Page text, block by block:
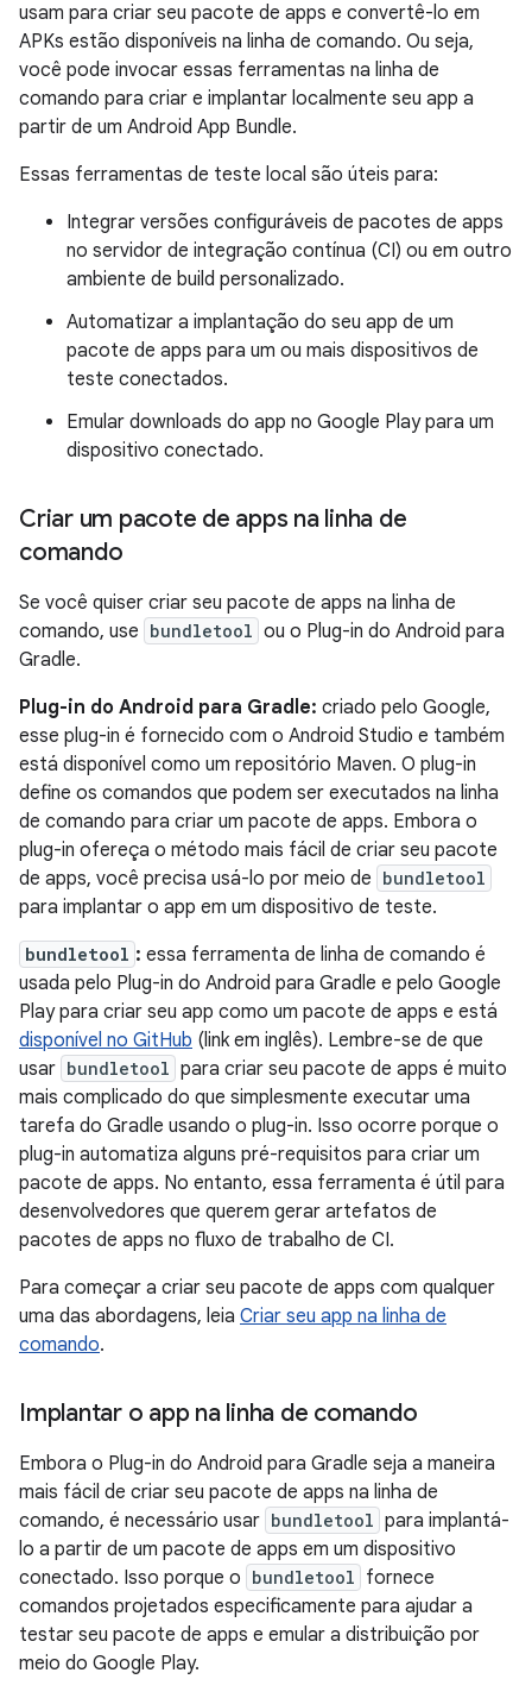
usam para criar seu pacote de apps e convertê-lo em
APKs estão disponíveis na linha de comando. Ou seja,
você pode invocar essas ferramentas na linha de
comando para criar e implantar localmente seu app a
partir de um Android App Bundle.
Essas ferramentas de teste local são úteis para:
Integrar versões configuráveis de pacotes de apps
no servidor de integração contínua (CI) ou em outro
ambiente de build personalizado.
Automatizar a implantação do seu app de um
pacote de apps para um ou mais dispositivos de
teste conectados.
Emular downloads do app no Google Play para um
dispositivo conectado.
Criar um pacote de apps na linha de
comando
Se você quiser criar seu pacote de apps na linha de
comando, use bundletool ou o Plug-in do Android para
Gradle.
Plug-in do Android para Gradle: criado pelo Google,
esse plug-in é fornecido com o Android Studio e também
está disponível como um repositório Maven. O plug-in
define os comandos que podem ser executados na linha
de comando para criar um pacote de apps. Embora o
plug-in ofereça o método mais fácil de criar seu pacote
de apps, você precisa usá-lo por meio de bundletool
para implantar o app em um dispositivo de teste.
bundletool : essa ferramenta de linha de comando é
usada pelo Plug-in do Android para Gradle e pelo Google
Play para criar seu app como um pacote de apps e está
disponível no GitHub (link em inglês). Lembre-se de que
usar bundletool para criar seu pacote de apps é muito
mais complicado do que simplesmente executar uma
tarefa do Gradle usando o plug-in. Isso ocorre porque o
plug-in automatiza alguns pré-requisitos para criar um
pacote de apps. No entanto, essa ferramenta é útil para
desenvolvedores que querem gerar artefatos de
pacotes de apps no fluxo de trabalho de CI.
Para começar a criar seu pacote de apps com qualquer
uma das abordagens, leia Criar seu app na linha de
comando.
Implantar o app na linha de comando
Embora o Plug-in do Android para Gradle seja a maneira
mais fácil de criar seu pacote de apps na linha de
comando, é necessário usar bundletool para implantá-
lo a partir de um pacote de apps em um dispositivo
conectado. Isso porque o bundletool fornece
comandos projetados especificamente para ajudar a
testar seu pacote de apps e emular a distribuição por
meio do Google Play.